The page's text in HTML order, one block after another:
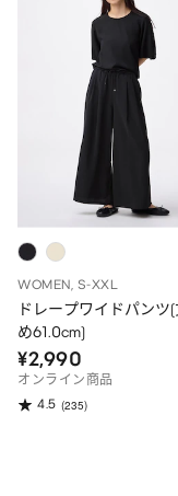
WOMEN, S-XXL
ドレープワイドパンツ
め61.0cm)
¥2,990
オンライン商品
4.5 (235)